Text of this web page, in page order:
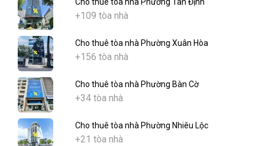
Cho thuê tòa nhà Phường Tân Định
+109 tòa nhà
Cho thuê tòa nhà Phường Xuân Hòa
+156 tòa nhà
Cho thuê tòa nhà Phường Bàn Cờ
+34 tòa nhà
Cho thuê tòa nhà Phường Nhiêu Lộc
+21 tòa nhà